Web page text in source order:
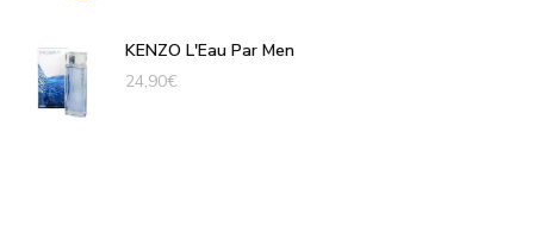
KENZO L'Eau Par Men
24,90€